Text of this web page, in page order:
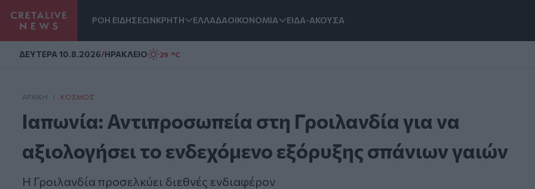
ΡΟΗ ΕΙΔΗΣΕΩΝΚΡΗΤΗ ΕΛΛΑΔΑΟΙΚΟΝΟΜΙΑ ΕΙΔΑ-ΑΚΟΥΣΑ
ΔΕΥΤΕΡΑ 10.8.2026/ΗΡΑΚΛΕΙΟ 29 °C
ΑΡΧΙΚΗ / ΚΌΣΜΟΣ
Ιαπωνία: Αντιπροσωπεία στη Γροιλανδία για να
αξιολογήσει το ενδεχόμενο εξόρυξης σπάνιων γαιών
Η Γροιλανδία προσελκύει διεθνές ενδιαφέρον